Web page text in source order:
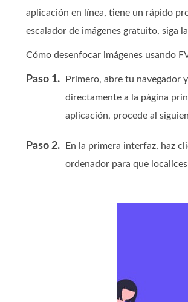
aplicación en línea, tiene un rápido
escalador de imágenes gratuito, siga
Cómo desenfocar imágenes usando
Paso 1. Primero, abre tu navegador
directamente a la página
aplicación, procede al
Paso 2. En la primera interfaz, haz
ordenador para que